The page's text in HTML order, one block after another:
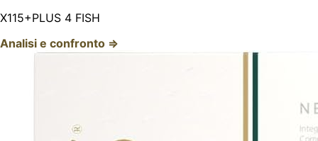
X115+PLUS 4 FISH
Analisi e confronto ⇒